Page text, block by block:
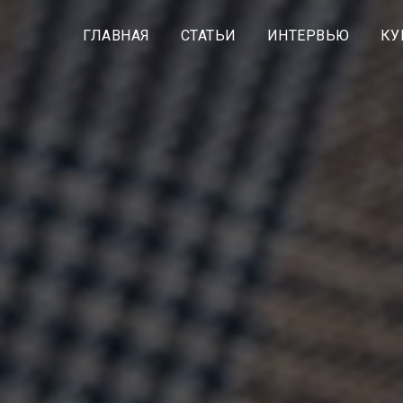
ГЛАВНАЯ СТАТЬИ ИНТЕРВЬЮ